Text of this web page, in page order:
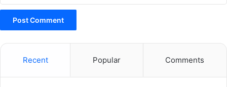
Recent Popular Comments